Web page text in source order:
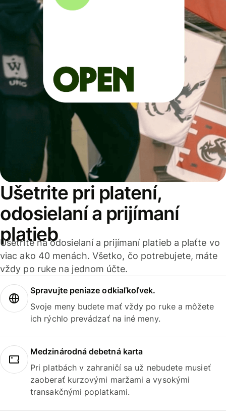
Ušetrite pri platení,
odosielaní a prijímaní
platieb
Ušetrite na odosielaní a prijímaní platieb a plaťte vo
viac ako 40 menách. Všetko, čo potrebujete, máte
vždy po ruke na jednom účte.
Spravujte peniaze odkiaľkoľvek.
Svoje meny budete mať vždy po ruke a môžete
ich rýchlo prevádzať na iné meny.
Medzinárodná debetná karta
Pri platbách v zahraničí sa už nebudete musieť
zaoberať kurzovými maržami a vysokými
transakčnými poplatkami.